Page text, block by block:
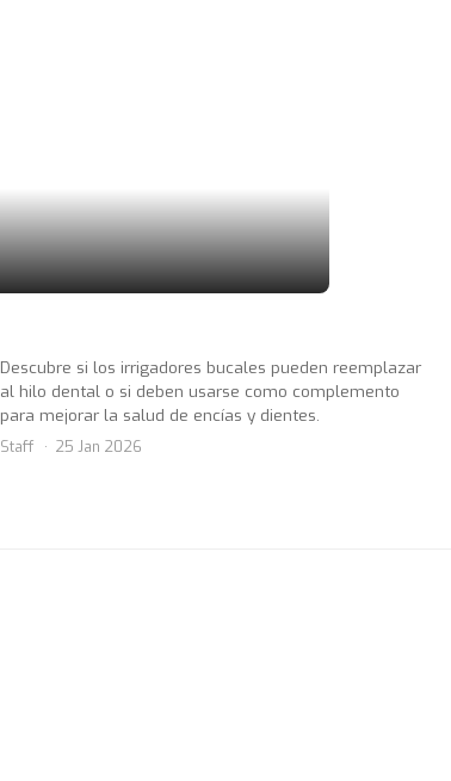
Descubre si los irrigadores bucales pueden reemplazar
al hilo dental o si deben usarse como complemento
para mejorar la salud de encías y dientes.
Staff 25 Jan 2026